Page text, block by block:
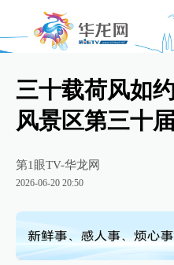
三十载荷风如
风景区第三十
第1眼TV-华龙网
2026-06-20 20:50